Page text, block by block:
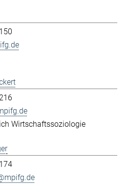
Wirtschaftssoziologie